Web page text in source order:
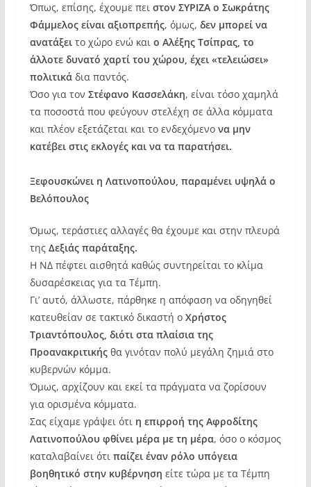
Όπως, επίσης, έχουμε πει στον ΣΥΡΙΖΑ ο Σωκράτης
Φάμμελος είναι αξιοπρεπής, όμως, δεν μπορεί να
ανατάξειτο χώρο ενώ καιο Αλέξης Τσίπρας, το
άλλοτε δυνατό χαρτί του χώρου, έχει «τελειώσει»
πολιτικάδια παντός.
Όσο για τον Στέφανο Κασσελάκη, είναι τόσο χαμηλά
τα ποσοστά που φεύγουν στελέχη σε άλλα κόμματα
και πλέον εξετάζεται και το ενδεχόμενονα μην
κατέβει στις εκλογές και να τα παρατήσει.
Ξεφουσκώνει η Λατινοπούλου, παραμένει υψηλά ο
Βελόπουλος
Όμως, τεράστιες αλλαγές θα έχουμε και στην πλευρά
της Δεξιάς παράταξης.
Η ΝΔ πέφτει αισθητά καθώς συντηρείται το κλίμα
δυσαρέσκειας για τα Τέμπη.
Γι’ αυτό, άλλωστε, πάρθηκε η απόφαση να οδηγηθεί
κατευθείαν σε τακτικό δικαστή ο Χρήστος
Τριαντόπουλος, διότι στα πλαίσια της
Προανακριτικήςθα γινόταν πολύ μεγάλη ζημιά στο
κυβερνών κόμμα.
Όμως, αρχίζουν και εκεί τα πράγματα να ζορίσουν
για ορισμένα κόμματα.
Σας είχαμε γράψει ότι η επιρροή της Αφροδίτης
Λατινοπούλου φθίνει μέρα με τη μέρα, όσο ο κόσμος
καταλαβαίνει ότι παίζει έναν ρόλο υπόγεια
βοηθητικό στην κυβέρνηση είτε τώρα με τα Τέμπη